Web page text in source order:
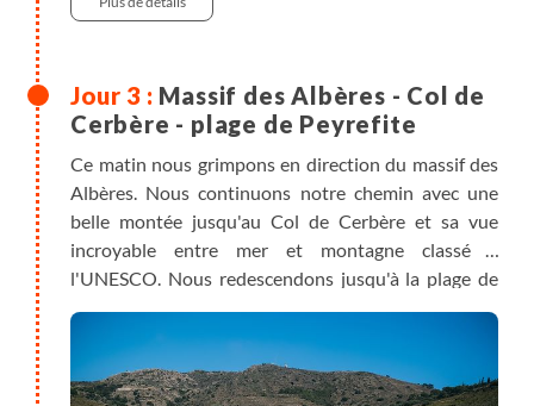
Massif des Albères - Col de
Cerbère - plage de Peyrefite
Ce matin nous grimpons en direction du massif des
Albères. Nous continuons notre chemin avec une
belle montée jusqu'au Col de Cerbère et sa vue
incroyable entre mer et montagne classé à
l'UNESCO. Nous redescendons jusqu'à la plage de
Peyrefite pour profiter d'une pause détente et
snorkeling (possibilité de louer des palmes, masque
et tuba sur place, environ 7€). De retour à Banyuls, la
fin de journée libre vous permettra de vous reposer